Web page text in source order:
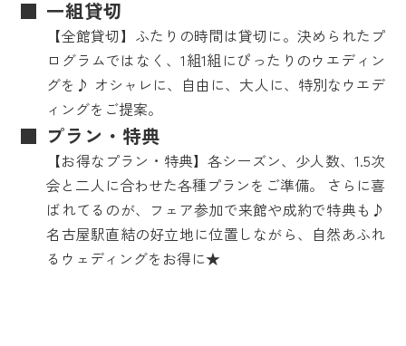
一組貸切
【全館貸切】ふたりの時間は貸切に。決められたプ
ログラムではなく、1組1組にぴったりのウエディン
グを♪ オシャレに、自由に、大人に、特別なウエデ
ィングをご提案。
プラン・特典
【お得なプラン・特典】各シーズン、少人数、1.5次
会と二人に合わせた各種プランをご準備。 さらに喜
ばれてるのが、フェア参加で来館や成約で特典も♪
名古屋駅直結の好立地に位置しながら、自然あふれ
るウェディングをお得に★